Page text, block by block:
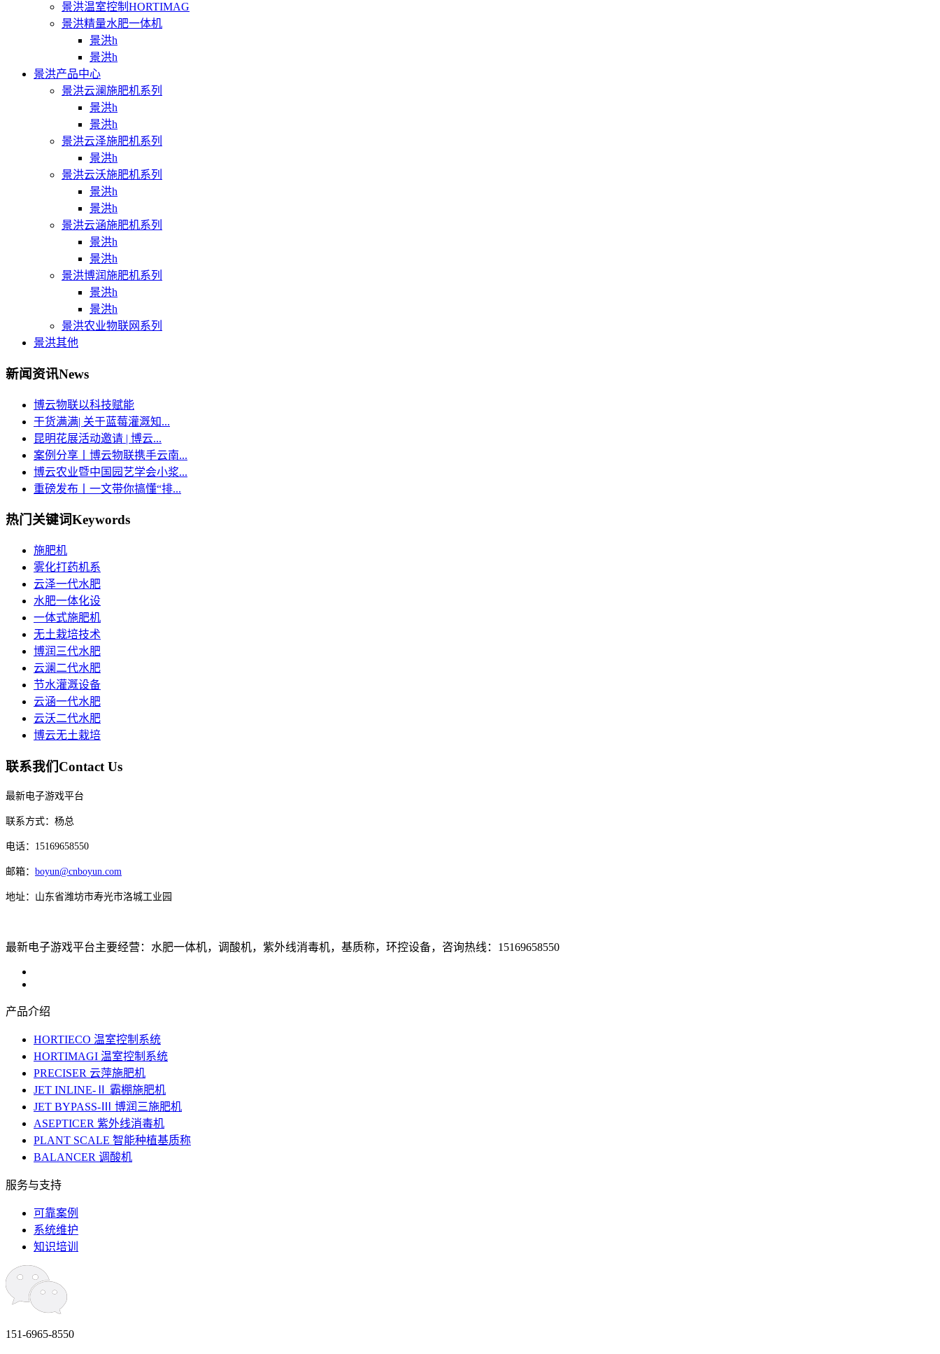
景洪温室控制HORTIMAG
景洪精量水肥一体机
景洪h
景洪h
景洪产品中心
景洪云澜施肥机系列
景洪h
景洪h
景洪云泽施肥机系列
景洪h
景洪云沃施肥机系列
景洪h
景洪h
景洪云涵施肥机系列
景洪h
景洪h
景洪博润施肥机系列
景洪h
景洪h
景洪农业物联网系列
景洪其他
新闻资讯News
博云物联以科技赋能
干货满满| 关于蓝莓灌溉知...
昆明花展活动邀请 | 博云...
案例分享丨博云物联携手云南...
博云农业暨中国园艺学会小浆...
重磅发布丨一文带你搞懂“排...
热门关键词Keywords
施肥机
雾化打药机系
云泽一代水肥
水肥一体化设
一体式施肥机
无土栽培技术
博润三代水肥
云澜二代水肥
节水灌溉设备
云涵一代水肥
云沃二代水肥
博云无土栽培
联系我们Contact Us
最新电子游戏平台
联系方式：杨总
电话：15169658550
邮箱： boyun@cnboyun.com
地址：山东省潍坊市寿光市洛城工业园
最新电子游戏平台主要经营：水肥一体机，调酸机，紫外线消毒机，基质称，环控设备，咨询热线：15169658550
产品介绍
HORTIECO 温室控制系统
HORTIMAGI 温室控制系统
PRECISER 云萍施肥机
JET INLINE-Ⅱ 霸棚施肥机
JET BYPASS-Ⅲ 博润三施肥机
ASEPTICER 紫外线消毒机
PLANT SCALE 智能种植基质称
BALANCER 调酸机
服务与支持
可靠案例
系统维护
知识培训
151-6965-8550